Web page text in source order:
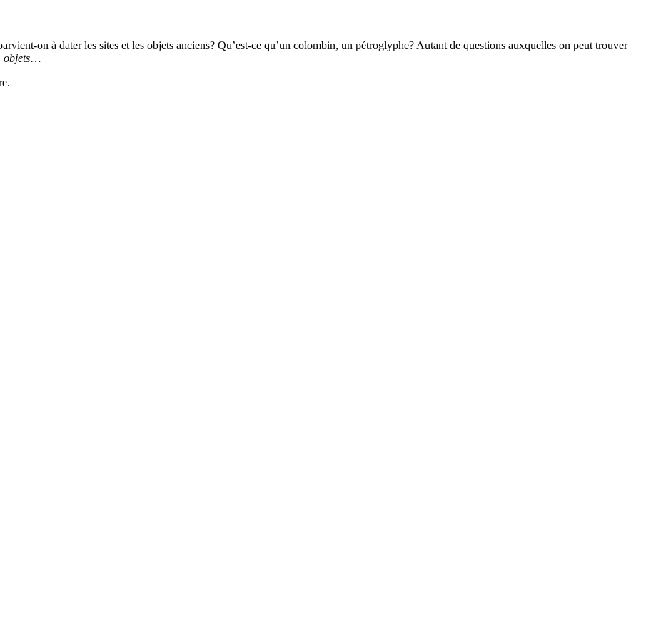
on à dater les sites et les objets anciens? Qu’est-ce qu’un colombin, un pétroglyphe? Autant de questions auxquelles on peut trouver
objets…